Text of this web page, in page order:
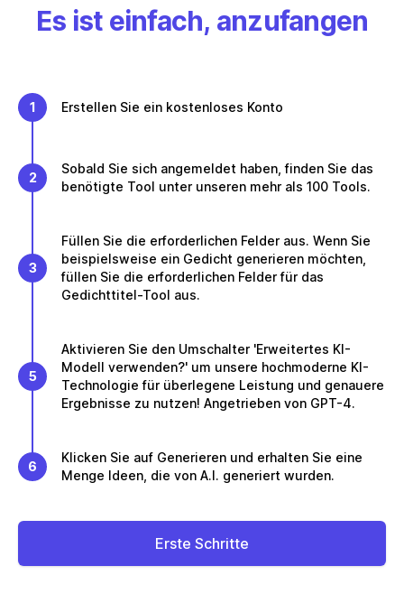
Es ist einfach, anzufangen
1 Erstellen Sie ein kostenloses Konto
2
Sobald Sie sich angemeldet haben, finden Sie das
benötigte Tool unter unseren mehr als 100 Tools.
3
Füllen Sie die erforderlichen Felder aus. Wenn Sie
beispielsweise ein Gedicht generieren möchten,
füllen Sie die erforderlichen Felder für das
Gedichttitel-Tool aus.
5
Aktivieren Sie den Umschalter 'Erweitertes KI-
Modell verwenden?' um unsere hochmoderne KI-
Technologie für überlegene Leistung und genauere
Ergebnisse zu nutzen! Angetrieben von GPT-4.
6
Klicken Sie auf Generieren und erhalten Sie eine
Menge Ideen, die von A.I. generiert wurden.
Erste Schritte